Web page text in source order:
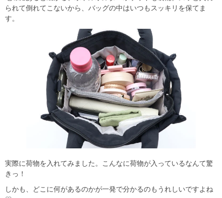
られて倒れてこないから、バッグの中はいつもスッキリを保てま
す。
実際に荷物を入れてみました。こんなに荷物が入っているなんて驚
きっ！
しかも、どこに何があるのかが一発で分かるのもうれしいですよね